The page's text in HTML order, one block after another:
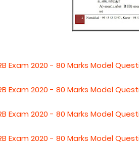
Exam 2020 - 80 Marks Model
Exam 2020 - 80 Marks Model
Exam 2020 - 80 Marks Model
Exam 2020 - 80 Marks Model